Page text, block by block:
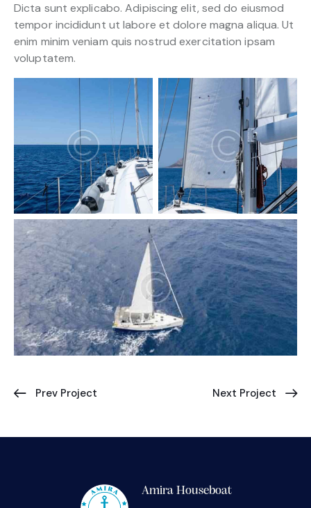
Dicta sunt explicabo. Adipiscing elit, sed do eiusmod
tempor incididunt ut labore et dolore magna aliqua. Ut
enim minim veniam quis nostrud exercitation ipsam
voluptatem.
Prev Project Next Project
Amira Houseboat